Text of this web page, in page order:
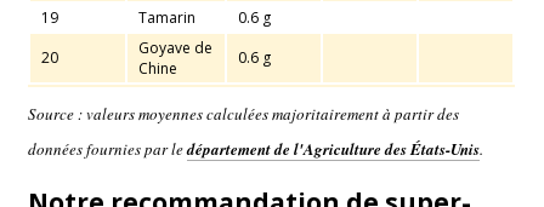
19
Tamarin
0.6 g
20
Goyave de
Chine
0.6 g
Source : valeurs moyennes calculées majoritairement à partir des
données fournies par ledépartement de l'Agriculture des États-Unis.